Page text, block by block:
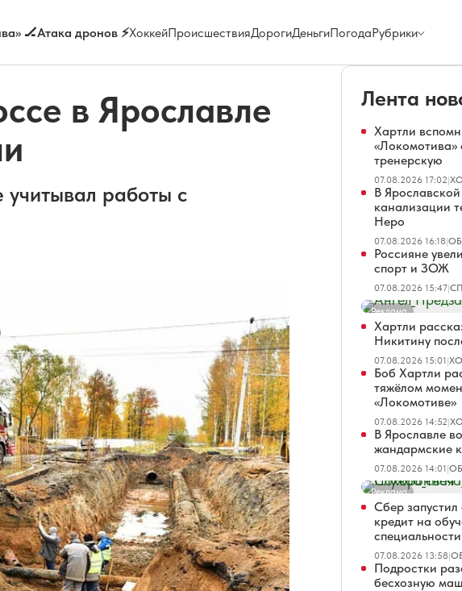
🏒Атака дронов ⚡ХоккейПроисшествияДорогиДеньгиПогодаРубрики
в Ярославле
учитывал работы с
Лента
Хартли
«Локомотива»
тренерскую
07.08.2026 17:02|
В
канализации
Неро
07.08.2026 16:18|
Россияне
спорт и ЗОЖ
07.08.2026 15:47|
Реклама
Хартли
Никитину
07.08.2026 15:01|
Боб Хартли
тяжёлом
«Локомотиве»
07.08.2026 14:52|
В Ярославле
жандармские
07.08.2026 14:01|
Реклама
Сбер
кредит на
специальности
07.08.2026 13:58|
Подростки
бесхозную